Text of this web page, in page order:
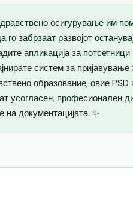
осигурување им
забрзаат развојот
апликација за
систем за
образование, овие
усогласен, професионален
документацијата. ✨